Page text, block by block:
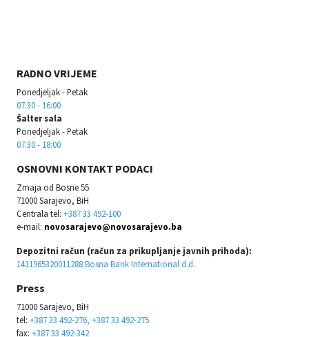
RADNO VRIJEME
Ponedjeljak - Petak
07:30 - 16:00
Šalter sala
Ponedjeljak - Petak
07:30 - 18:00
OSNOVNI KONTAKT PODACI
Zmaja od Bosne 55
71000 Sarajevo, BiH
Centrala tel: +387 33 492-100
e-mail: novosarajevo@novosarajevo.ba
Depozitni račun (račun za prikupljanje javnih prihoda):
1411965320011288 Bosna Bank International d.d.
Press
71000 Sarajevo, BiH
tel: +387 33 492-276, +387 33 492-275
fax: +387 33 492-342